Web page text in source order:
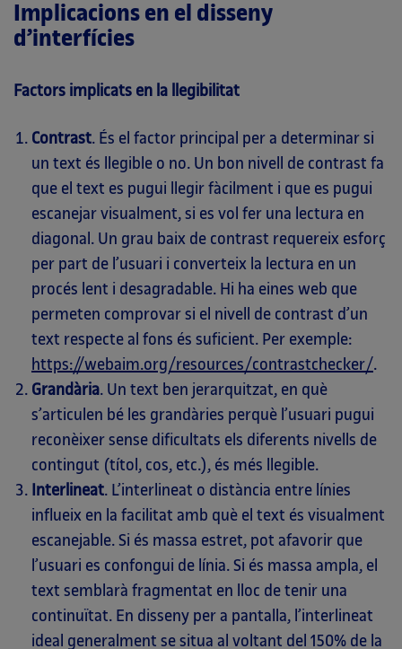
Implicacions en el disseny
d’interfícies
Factors implicats en la llegibilitat
Contrast. És el factor principal per a determinar si
un text és llegible o no. Un bon nivell de contrast fa
que el text es pugui llegir fàcilment i que es pugui
escanejar visualment, si es vol fer una lectura en
diagonal. Un grau baix de contrast requereix esforç
per part de l’usuari i converteix la lectura en un
procés lent i desagradable. Hi ha eines web que
permeten comprovar si el nivell de contrast d’un
text respecte al fons és suficient. Per exemple:
https://webaim.org/resources/contrastchecker/.
Grandària. Un text ben jerarquitzat, en què
s’articulen bé les grandàries perquè l’usuari pugui
reconèixer sense dificultats els diferents nivells de
contingut (títol, cos, etc.), és més llegible.
Interlineat. L’interlineat o distància entre línies
influeix en la facilitat amb què el text és visualment
escanejable. Si és massa estret, pot afavorir que
l’usuari es confongui de línia. Si és massa ampla, el
text semblarà fragmentat en lloc de tenir una
continuïtat. En disseny per a pantalla, l’interlineat
ideal generalment se situa al voltant del 150% de la